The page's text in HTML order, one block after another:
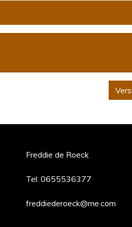
Freddie de Roeck
Tel: 0655536377
freddiederoeck@me.com